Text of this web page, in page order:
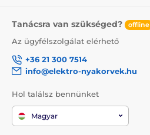
Tanácsra van szükséged? offline
Az ügyfélszolgálat elérhető
+36 21 300 7514
info@elektro-nyakorvek.hu
Hol találsz bennünket
Magyar